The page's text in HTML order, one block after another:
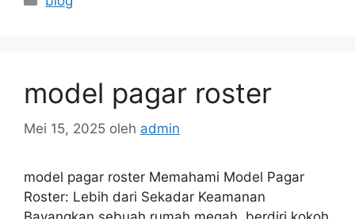
model pagar roster
Mei 15, 2025 oleh admin
model pagar roster Memahami Model Pagar
Roster: Lebih dari Sekadar Keamanan